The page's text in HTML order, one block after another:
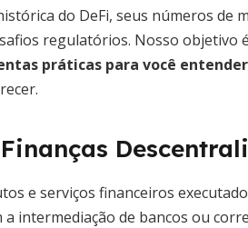
do DeFi, seus números de
regulatórios. Nosso
práticas para você entender
e serviços financeiros
a intermediação de bancos ou